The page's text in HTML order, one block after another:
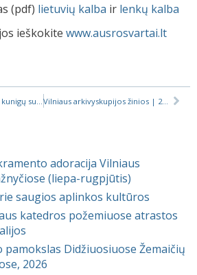
(pdf) lietuvių kalba ir lenkų kalba
ieškokite www.ausrosvartai.lt
adoracija Vilniaus
(liepa-rugpjūtis)
saugios aplinkos kultūros
katedros požemiuose atrastos
pamokslas Didžiuosiuose Žemaičių
2026